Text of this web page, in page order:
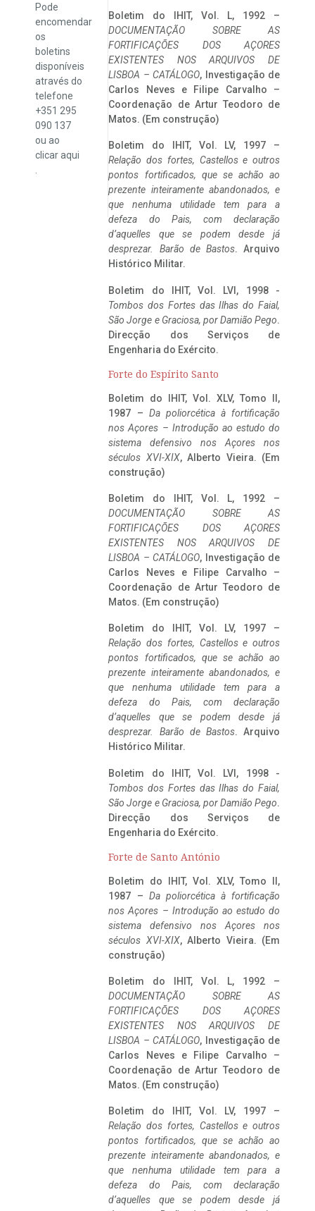
Pode
encomendar
os
boletins
disponíveis
através do
telefone
+351 295
090 137
ou ao
clicaraqui
Boletim do IHIT, Vol. L, 1992 –
DOCUMENTAÇÃO SOBRE AS
FORTIFICAÇÕES DOS AÇORES
EXISTENTES NOS ARQUIVOS DE
LISBOA – CATÁLOGO, Investigação de
Carlos Neves e Filipe Carvalho –
Coordenação de Artur Teodoro de
Matos. (Em construção)
Boletim do IHIT, Vol. LV, 1997 –
Relação dos fortes, Castellos e outros
pontos fortificados, que se achão ao
prezente inteiramente abandonados, e
que nenhuma utilidade tem para a
defeza do Pais, com declaração
d’aquelles que se podem desde já
desprezar. Barão de Bastos. Arquivo
Histórico Militar.
Boletim do IHIT, Vol. LVI, 1998 -
Tombos dos Fortes das Ilhas do Faial,
São Jorge e Graciosa, por Damião Pego.
Direcção dos Serviços de
Engenharia do Exército.
Forte do Espírito Santo
Boletim do IHIT, Vol. XLV, Tomo II,
1987 – Da poliorcética à fortificação
nos Açores – Introdução ao estudo do
sistema defensivo nos Açores nos
séculos XVI-XIX, Alberto Vieira. (Em
construção)
Boletim do IHIT, Vol. L, 1992 –
DOCUMENTAÇÃO SOBRE AS
FORTIFICAÇÕES DOS AÇORES
EXISTENTES NOS ARQUIVOS DE
LISBOA – CATÁLOGO, Investigação de
Carlos Neves e Filipe Carvalho –
Coordenação de Artur Teodoro de
Matos. (Em construção)
Boletim do IHIT, Vol. LV, 1997 –
Relação dos fortes, Castellos e outros
pontos fortificados, que se achão ao
prezente inteiramente abandonados, e
que nenhuma utilidade tem para a
defeza do Pais, com declaração
d’aquelles que se podem desde já
desprezar. Barão de Bastos. Arquivo
Histórico Militar.
Boletim do IHIT, Vol. LVI, 1998 -
Tombos dos Fortes das Ilhas do Faial,
São Jorge e Graciosa, por Damião Pego.
Direcção dos Serviços de
Engenharia do Exército.
Forte de Santo António
Boletim do IHIT, Vol. XLV, Tomo II,
1987 – Da poliorcética à fortificação
nos Açores – Introdução ao estudo do
sistema defensivo nos Açores nos
séculos XVI-XIX, Alberto Vieira. (Em
construção)
Boletim do IHIT, Vol. L, 1992 –
DOCUMENTAÇÃO SOBRE AS
FORTIFICAÇÕES DOS AÇORES
EXISTENTES NOS ARQUIVOS DE
LISBOA – CATÁLOGO, Investigação de
Carlos Neves e Filipe Carvalho –
Coordenação de Artur Teodoro de
Matos. (Em construção)
Boletim do IHIT, Vol. LV, 1997 –
Relação dos fortes, Castellos e outros
pontos fortificados, que se achão ao
prezente inteiramente abandonados, e
que nenhuma utilidade tem para a
defeza do Pais, com declaração
d’aquelles que se podem desde já